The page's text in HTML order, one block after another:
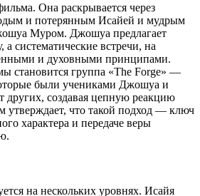
Она раскрывается через
и потерянным Исайей и мудрым
Муром. Джошуа предлагает
а систематические встречи, на
и духовными принципами.
становится группа «The Forge» —
были учениками Джошуа и
других, создавая цепную реакцию
утверждает, что такой подход — ключ
характера и передаче веры
на нескольких уровнях. Исайя